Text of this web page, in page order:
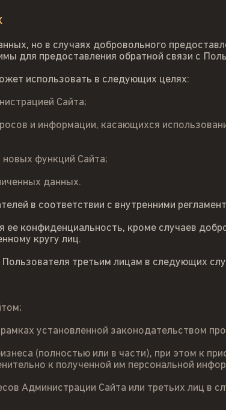
но в случаях добровольного
для предоставления обратной связи с
использовать в следующих целях:
Сайта;
и информации, касающихся
новых функций Сайта;
данных.
в соответствии с внутренними
конфиденциальность, кроме случаев
кругу лиц.
третьим лицам в следующих
установленной законодательством
(полностью или в части), при этом к
к полученной им персональной
Администрации Сайта или третьих лиц в